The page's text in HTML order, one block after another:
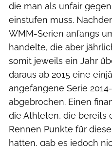
die man als unfair
einstufen muss.
WMM-Serien anfangs
handelte, die aber
somit jeweils ein Jahr
daraus ab 2015 eine
angefangene Serie
abgebrochen. Einen
die Athleten, die bereits
Rennen Punkte für
hatten, gab es jedoch